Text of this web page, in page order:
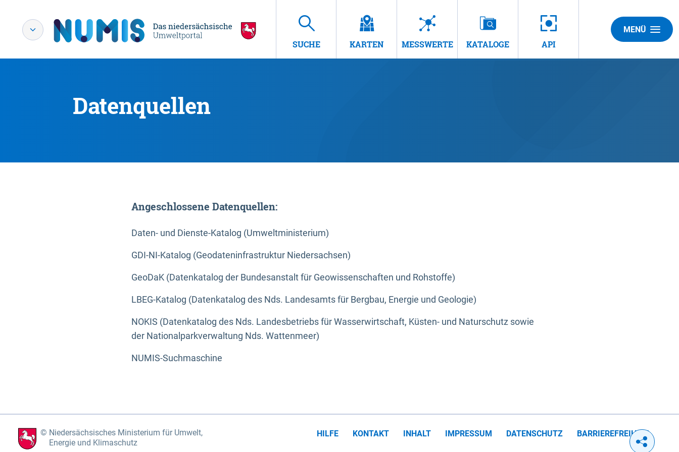
SUCHE KARTEN MESSWERTE KATALOGE API
MENÜ
Datenquellen
Angeschlossene Datenquellen:
Daten- und Dienste-Katalog (Umweltministerium)
GDI-NI-Katalog (Geodateninfrastruktur Niedersachsen)
GeoDaK (Datenkatalog der Bundesanstalt für Geowissenschaften und Rohstoffe)
LBEG-Katalog (Datenkatalog des Nds. Landesamts für Bergbau, Energie und Geologie)
NOKIS (Datenkatalog des Nds. Landesbetriebs für Wasserwirtschaft, Küsten- und Naturschutz sowie
der Nationalparkverwaltung Nds. Wattenmeer)
NUMIS-Suchmaschine
Niedersächsisches Ministerium für Umwelt,
Energie und Klimaschutz
HILFE KONTAKT INHALT IMPRESSUM DATENSCHUTZ BARRIEREFREIHEIT